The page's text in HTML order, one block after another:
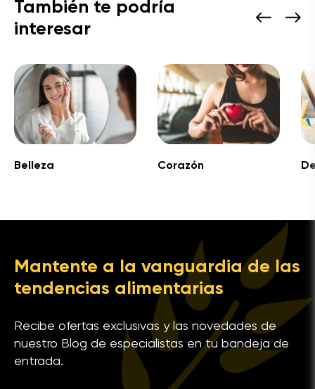
También te podría
interesar
Belleza Corazón
Mantente a la vanguardia de las
tendencias alimentarias
Recibe ofertas exclusivas y las novedades de
nuestro Blog de especialistas en tu bandeja de
entrada.